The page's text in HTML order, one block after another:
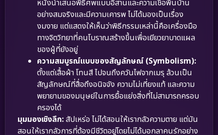
หนังนำเสนอพิธีศพแบบอีสานและความเชื่อพื้นบ้าน
อย่างสมจริงและมีความเคารพ ไม่ได้มองเป็นเรื่อง
งมงาย แต่แสดงให้เห็นว่าพิธีกรรมเหล่านี้คือเครื่องมือ
ทางจิตวิทยาที่คนโบราณสร้างขึ้นเพื่อเยียวยาบาดแผล
ของผู้ที่ยังอยู่
ความสมบูรณ์แบบของสัญลักษณ์ (Symbolism):
ตั้งแต่เสื้อผ้า โทนสี ไปจนถึงควันไฟจากเมรุ ล้วนเป็น
สัญลักษณ์ที่สื่อถึงอนิจจัง ความไม่เที่ยงแท้ และความ
พยายามของมนุษย์ในการยื้อแย่งสิ่งที่ไม่สามารถครอบ
ครองได้
มุมมองเชิงลึก:สัปเหร่อ ไม่ได้สอนให้เรากลัวความตาย แต่มัน
สอนให้เรากลัวการที่ต้องมีชีวิตอยู่โดยไม่ได้บอกลาคนรักอย่าง